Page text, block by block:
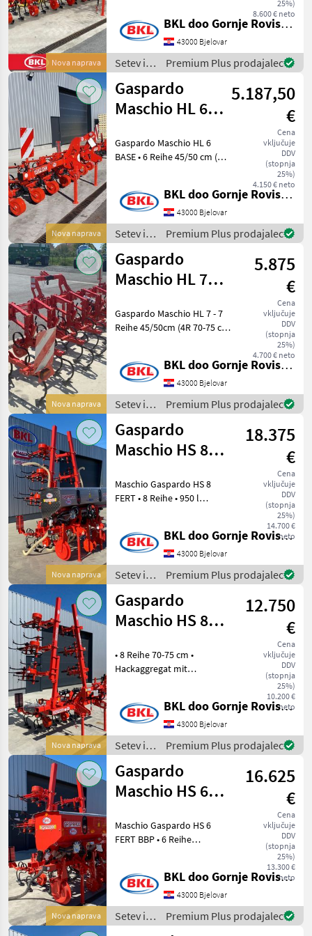
Einböck
Schmotzer
Sasform
Hatzenbichler
Kongskilde
Prikaži
vse
(35)
MARKETPLACE
Marketplace
Ponudbe
trgovcev
Mali
oglasi
Nova naprava
25%)
8.600 € neto
Hydr. Klapprahmen • 2.5m
Transportbreiten •
Tiefenführung Metalräder •
BKL doo Gornje Rovisce Kroatien
43000 Bjelovar
Setev in
nega /
Gaspardo
Premium Plus prodajalec
Nova naprava
Gaspardo
Maschio HL 6
5.187,50
€
Cena
vključuje
DDV
(stopnja
25%)
4.150 € neto
Gaspardo Maschio HL 6
BASE • 6 Reihe 45/50 cm (4R
45 cm bis 75cm •
Hackaggregat mit
Parallelogrammführung • 3
m
BKL doo Gornje Rovisce Kroatien
43000 Bjelovar
Setev in
nega /
Gaspardo
Premium Plus prodajalec
Nova naprava
Gaspardo
Maschio HL 7
5.875
€
Cena
vključuje
DDV
(stopnja
25%)
4.700 € neto
Gaspardo Maschio HL 7 - 7
Reihe 45/50cm (4R 70-75 cm
Parallelogrammführung -
Beleuchtung/Warntafeln -
Tiefenführung durch
stufenl
BKL doo Gornje Rovisce Kroatien
43000 Bjelovar
Setev in
nega /
Gaspardo
Premium Plus prodajalec
Nova naprava
Gaspardo
Maschio HS 8
18.375
€
Cena
vključuje
DDV
(stopnja
25%)
14.700 €
neto
Maschio Gaspardo HS 8
FERT • 8 Reihe • 950 l
Seitenreihe • Hackaggregat
mit
Parallelogrammführung •
Hydr. Klapprahmen
BKL doo Gornje Rovisce Kroatien
43000 Bjelovar
Setev in
nega /
Gaspardo
Premium Plus prodajalec
Nova naprava
Gaspardo
Maschio HS 8
12.750
€
Cena
vključuje
DDV
(stopnja
25%)
10.200 €
neto
• 8 Reihe 70-75 cm •
Hackaggregat mit
Transportbreiten •
Tiefenführung Metalräder •
Beleuchtung/Warntafeln • T
BKL doo Gornje Rovisce Kroatien
43000 Bjelovar
Setev in
nega /
Gaspardo
Premium Plus prodajalec
Nova naprava
Gaspardo
Maschio HS 6
16.625
€
Cena
vključuje
DDV
(stopnja
25%)
13.300 €
neto
Maschio Gaspardo HS 6
FERT BBP • 6 Reihe
Luftunterstützung auf
Seitenreihe • Hackaggregat
mit Parallelogrammfüh
BKL doo Gornje Rovisce Kroatien
43000 Bjelovar
Setev in
nega /
Premium Plus prodajalec